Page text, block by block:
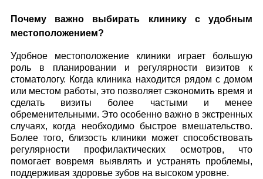
Почему важно выбирать клинику с удобным
местоположением?
Удобное местоположение клиники играет большую
роль в планировании и регулярности визитов к
стоматологу. Когда клиника находится рядом с домом
или местом работы, это позволяет сэкономить время и
сделать визиты более частыми и менее
обременительными. Это особенно важно в экстренных
случаях, когда необходимо быстрое вмешательство.
Более того, близость клиники может способствовать
регулярности профилактических осмотров, что
помогает вовремя выявлять и устранять проблемы,
поддерживая здоровье зубов на высоком уровне.